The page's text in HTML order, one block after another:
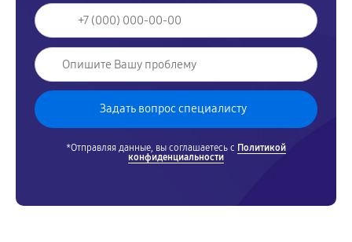
*Отправляя данные, вы соглашаетесь с Политикой
конфиденциальности